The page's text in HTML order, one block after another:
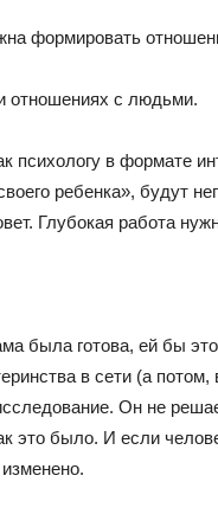
формировать
отношениях с людьми.
психологу в формате
ребенка», будут
Глубокая работа
была готова, ей бы
в сети (а
Он не
это было. И если